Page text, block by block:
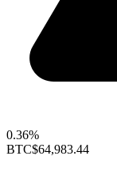
0.36%
BTC$64,983.44